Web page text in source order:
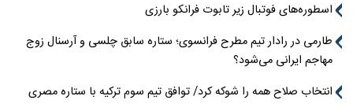
اسطوره‌های فوتبال زیر تابوت فرانکو بارزی
طارمی در رادار تیم مطرح فرانسوی؛ ستاره سابق چلسی و آرسنال زوج
مهاجم ایرانی می‌شود؟
انتخاب صلاح همه را شوکه کرد/ توافق تیم سوم ترکیه با ستاره مصری